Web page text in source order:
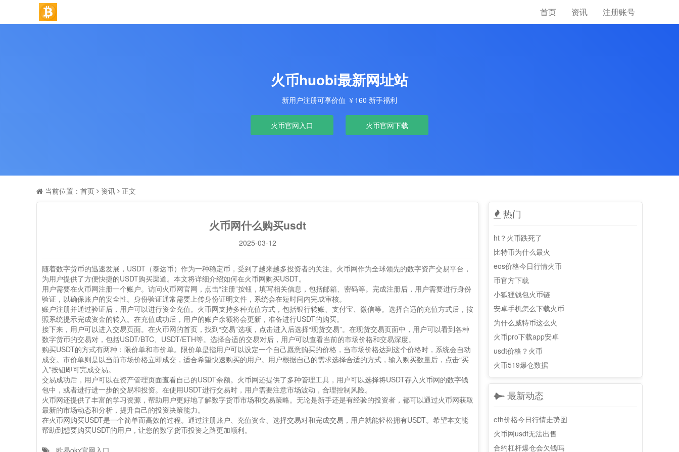
首页 资讯 注册账号
火币huobi最新网址站
新用户注册可享价值 ￥160 新手福利
火币官网入口 火币官网下载
当前位置： 首页 资讯 正文
火币网什么购买usdt
2025-03-12
随着数字货币的迅速发展，USDT（泰达币）作为一种稳定币，受到了越来越多投资者的关注。火币网作为全球领先的数字资产交易平台，
为用户提供了方便快捷的USDT购买渠道。本文将详细介绍如何在火币网购买USDT。
用户需要在火币网注册一个账户。访问火币网官网，点击“注册”按钮，填写相关信息，包括邮箱、密码等。完成注册后，用户需要进行身份
验证，以确保账户的安全性。身份验证通常需要上传身份证明文件，系统会在短时间内完成审核。
账户注册并通过验证后，用户可以进行资金充值。火币网支持多种充值方式，包括银行转账、支付宝、微信等。选择合适的充值方式后，按
照系统提示完成资金的转入。在充值成功后，用户的账户余额将会更新，准备进行USDT的购买。
接下来，用户可以进入交易页面。在火币网的首页，找到“交易”选项，点击进入后选择“现货交易”。在现货交易页面中，用户可以看到各种
数字货币的交易对，包括USDT/BTC、USDT/ETH等。选择合适的交易对后，用户可以查看当前的市场价格和交易深度。
购买USDT的方式有两种：限价单和市价单。限价单是指用户可以设定一个自己愿意购买的价格，当市场价格达到这个价格时，系统会自动
成交。市价单则是以当前市场价格立即成交，适合希望快速购买的用户。用户根据自己的需求选择合适的方式，输入购买数量后，点击“买
入”按钮即可完成交易。
交易成功后，用户可以在资产管理页面查看自己的USDT余额。火币网还提供了多种管理工具，用户可以选择将USDT存入火币网的数字钱
包中，或者进行进一步的交易和投资。在使用USDT进行交易时，用户需要注意市场波动，合理控制风险。
火币网还提供了丰富的学习资源，帮助用户更好地了解数字货币市场和交易策略。无论是新手还是有经验的投资者，都可以通过火币网获取
最新的市场动态和分析，提升自己的投资决策能力。
在火币网购买USDT是一个简单而高效的过程。通过注册账户、充值资金、选择交易对和完成交易，用户就能轻松拥有USDT。希望本文能
帮助到想要购买USDT的用户，让您的数字货币投资之路更加顺利。
欧易okx官网入口
热门
ht？火币跌死了
比特币为什么最火
eos价格今日行情火币
币官方下载
小狐狸钱包火币链
安卓手机怎么下载火币
为什么威特币这么火
火币pro下载app安卓
usdt价格？火币
火币519爆仓数据
最新动态
eth价格今日行情走势图
火币网usdt无法出售
合约杠杆爆仓会欠钱吗